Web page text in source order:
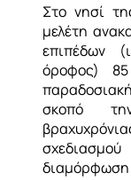
Στο νησί
μελέτη
επιπέδων
όροφος)
σκοπό